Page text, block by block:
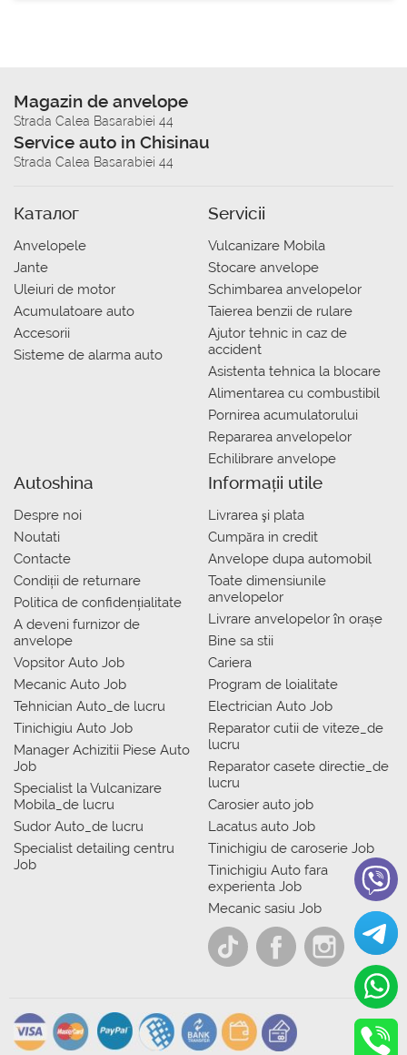
Magazin de anvelope
Strada Calea Basarabiei 44
Service auto in Chisinau
Strada Calea Basarabiei 44
Каталог
Anvelopele
Jante
Uleiuri de motor
Acumulatoare auto
Accesorii
Sisteme de alarma auto
Servicii
Vulcanizare Mobila
Stocare anvelope
Schimbarea anvelopelor
Taierea benzii de rulare
Ajutor tehnic in caz de
accident
Asistenta tehnica la blocare
Alimentarea cu combustibil
Pornirea acumulatorului
Repararea anvelopelor
Echilibrare anvelope
Autoshina
Despre noi
Noutati
Contacte
Condiții de returnare
Politica de confidențialitate
A deveni furnizor de
anvelope
Vopsitor Auto Job
Mecanic Auto Job
Tehnician Auto_de lucru
Tinichigiu Auto Job
Manager Achizitii Piese Auto
Job
Specialist la Vulcanizare
Mobila_de lucru
Sudor Auto_de lucru
Specialist detailing centru
Job
Informații utile
Livrarea şi plata
Сumpăra in credit
Anvelope dupa automobil
Toate dimensiunile
anvelopelor
Livrare anvelopelor în orașe
Bine sa stii
Cariera
Program de loialitate
Electrician Auto Job
Reparator cutii de viteze_de
lucru
Reparator casete directie_de
lucru
Carosier auto job
Lacatus auto Job
Tinichigiu de caroserie Job
Tinichigiu Auto fara
experienta Job
Mecanic sasiu Job